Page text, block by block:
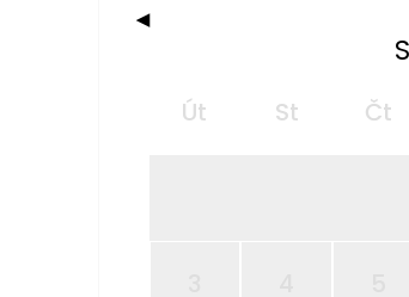
◀
Út St Čt